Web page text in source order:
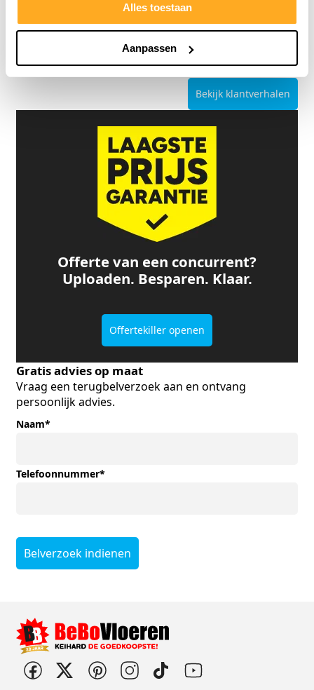
Alles toestaan
Aanpassen
4.8/5 24.553 reviews
Bekijk klantverhalen
Offerte van een concurrent?
Uploaden. Besparen. Klaar.
Offertekiller openen
Gratis advies op maat
Vraag een terugbelverzoek aan en ontvang
persoonlijk advies.
Naam*
Telefoonnummer*
Belverzoek indienen